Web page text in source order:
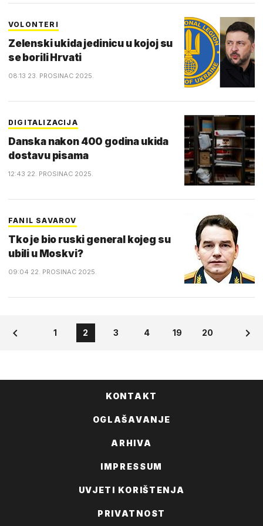
VOLONTERI
Zelenski ukida jedinicu u kojoj su
se borili Hrvati
08:13 23. PROSINAC 2025.
DIGITALIZACIJA
Danska nakon 400 godina ukida
dostavu pisama
12:43 22. PROSINAC 2025.
FANIL SAVAROV
Tko je bio ruski general kojeg su
ubili u Moskvi?
09:04 22. PROSINAC 2025.
1 2 3 4 19 20
KONTAKT
OGLAŠAVANJE
ARHIVA
IMPRESSUM
UVJETI KORIŠTENJA
PRIVATNOST